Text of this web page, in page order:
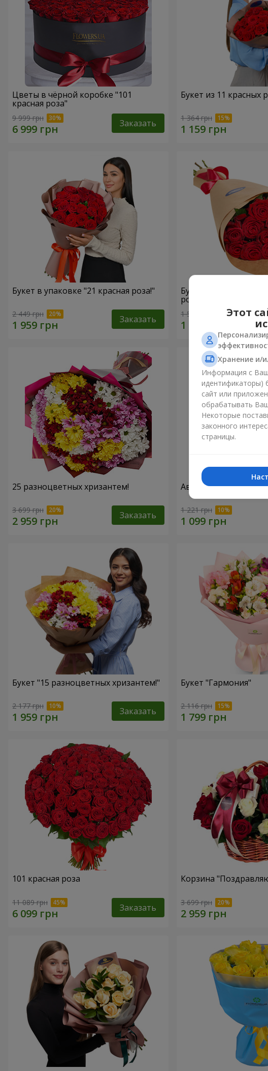
Цветы в чёрной коробке "101
красная роза"
9 999 грн Заказать
Букет из 11 красных
1 364 грн
Букет в упаковке "21 красная роза!"
2 449 грн Заказать
Букет в ЭКО
роз"
1 599 грн
25 разноцветных хризантем!
3 699 грн Заказать
Авторский букет "11
1 221 грн
Букет "15 разноцветных хризантем!"
2 177 грн Заказать
Букет "Гармония"
2 116 грн
101 красная роза
11 089 грн Заказать
Корзина
3 699 грн
Этот
Хранение и/
Информация с
идентификаторы)
сайт или
обрабатывать
Некоторые
законного
страницы.